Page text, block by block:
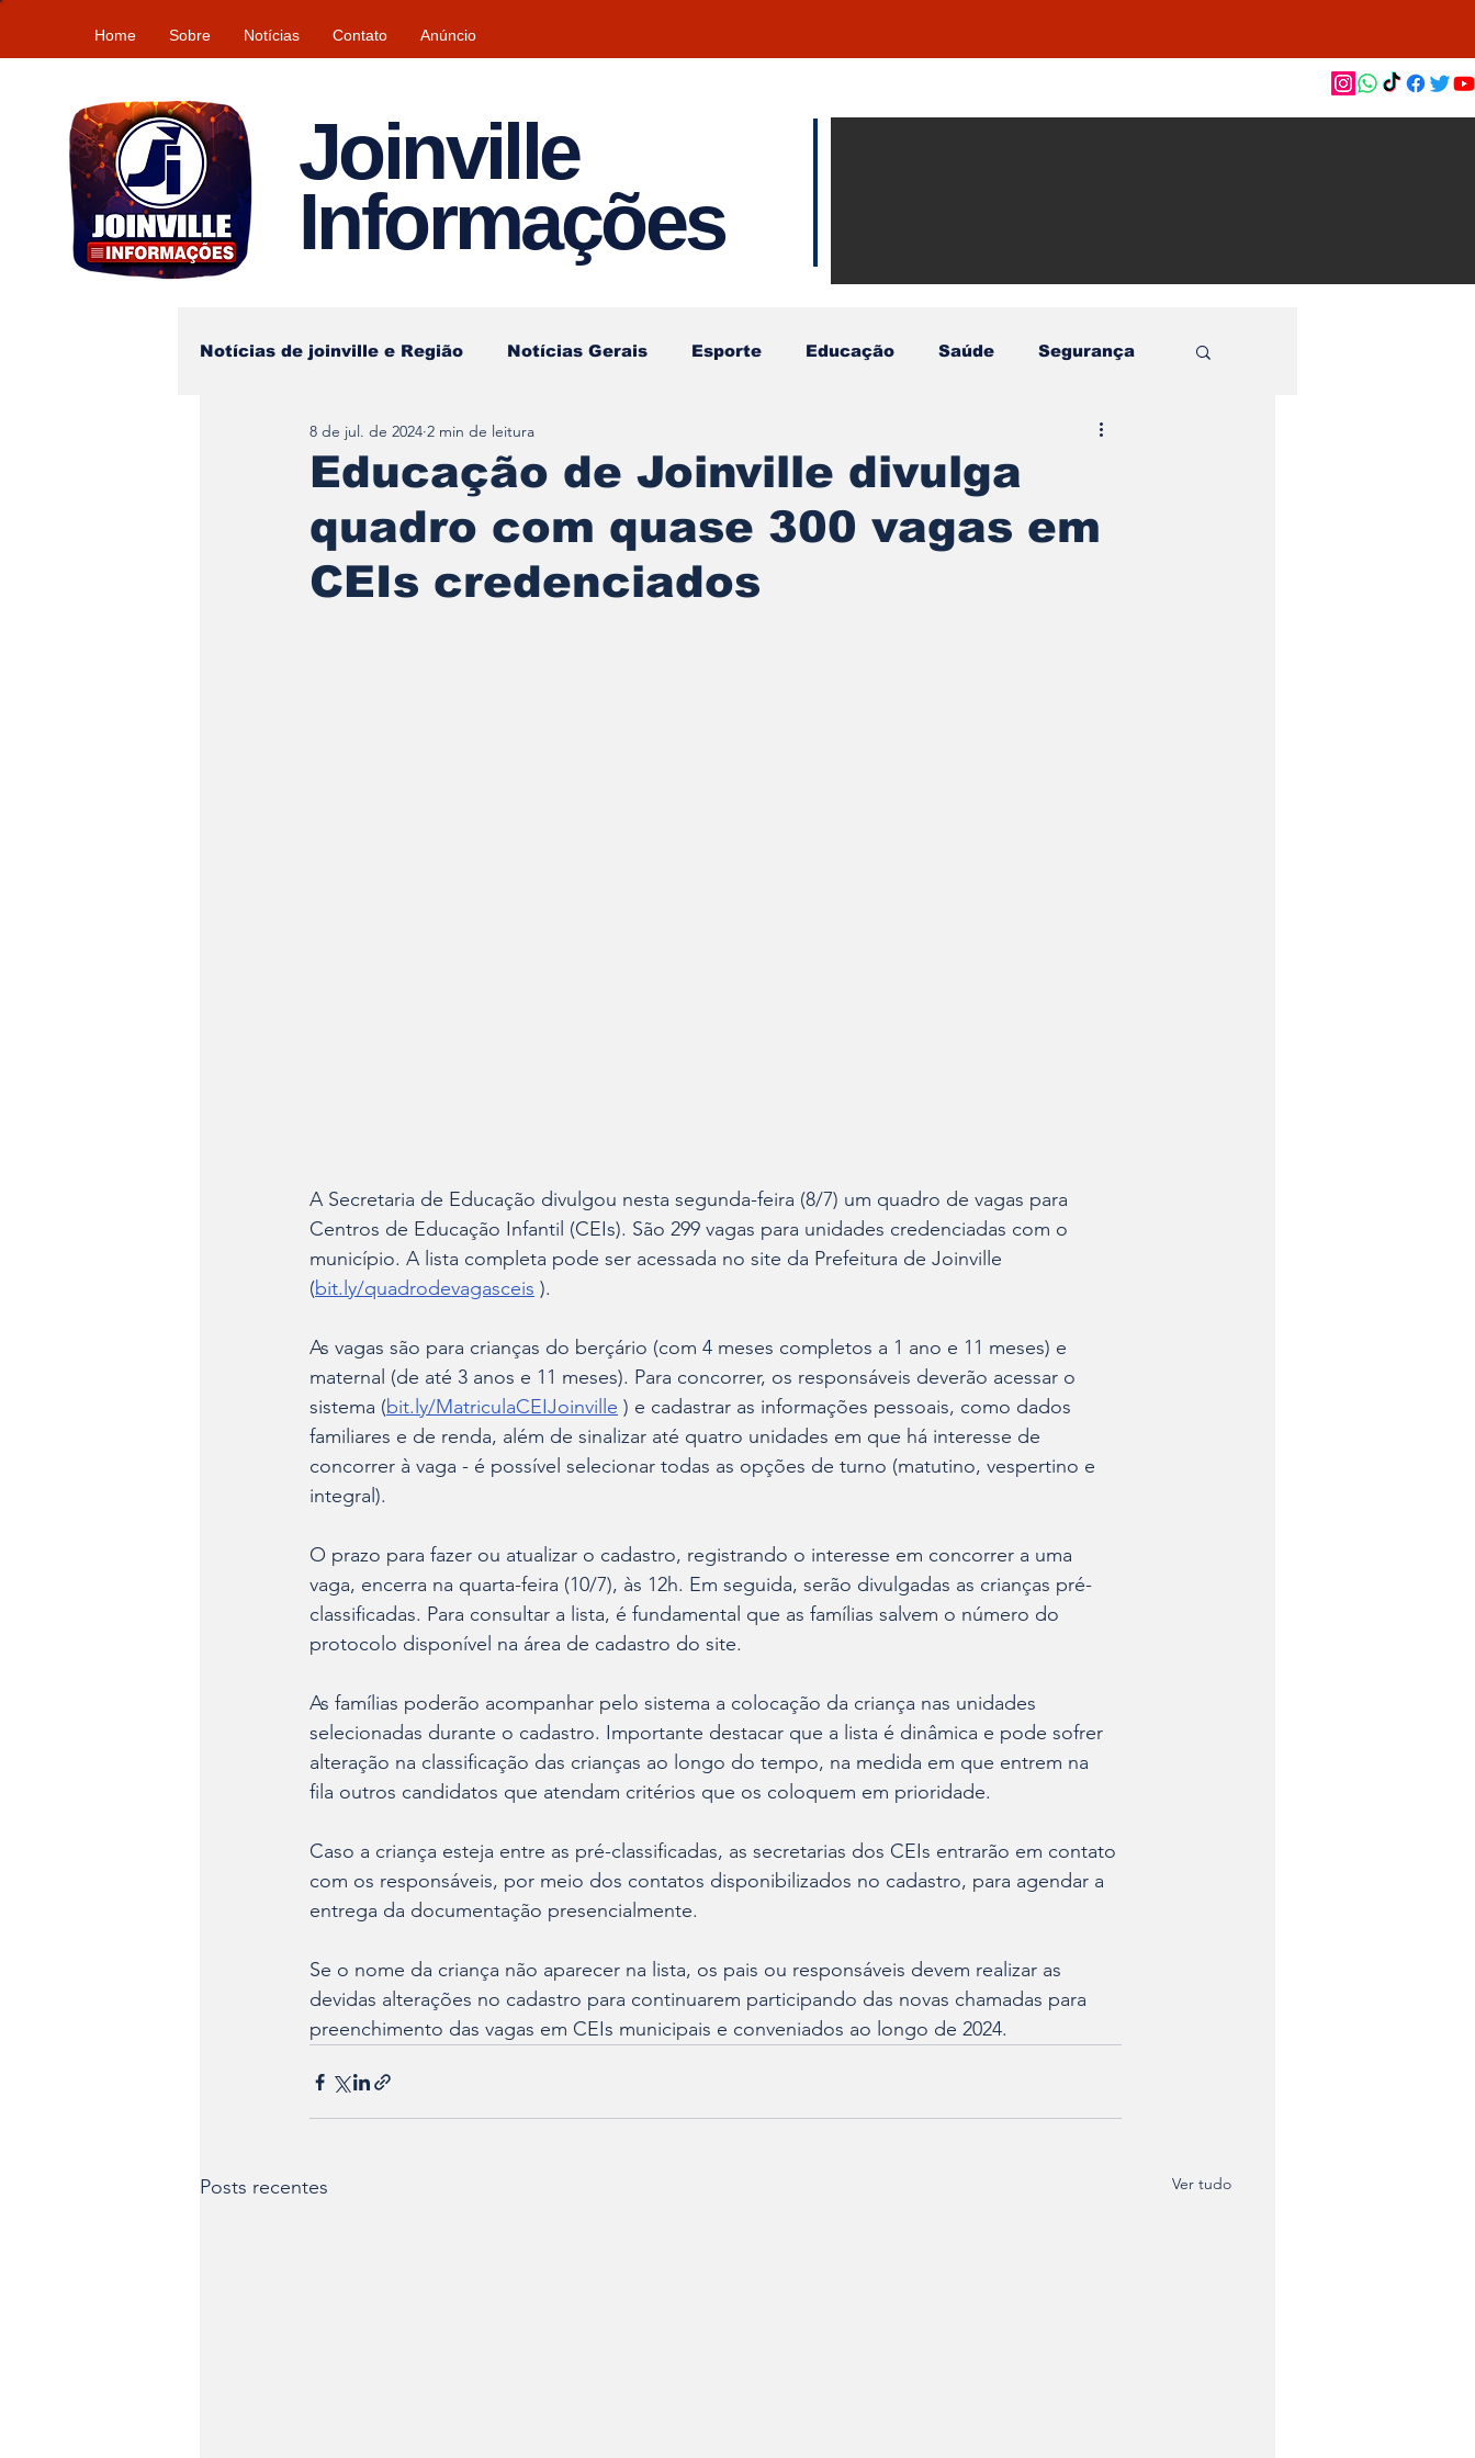
Home Sobre Notícias Contato Anúncio
Joinville
Informações
Notícias de joinville e Região Notícias Gerais Esporte Educação Saúde Segurança
Tempo\clima
Educação de Joinville divulga
quadro com quase 300 vagas em
CEIs credenciados
8 de jul. de 2024 2 min de leitura
A Secretaria de Educação divulgou nesta segunda-feira (8/7) um quadro de vagas para
Centros de Educação Infantil (CEIs). São 299 vagas para unidades credenciadas com o
município. A lista completa pode ser acessada no site da Prefeitura de Joinville
(bit.ly/quadrodevagasceis ).
As vagas são para crianças do berçário (com 4 meses completos a 1 ano e 11 meses) e
maternal (de até 3 anos e 11 meses). Para concorrer, os responsáveis deverão acessar o
sistema (bit.ly/MatriculaCEIJoinville ) e cadastrar as informações pessoais, como dados
familiares e de renda, além de sinalizar até quatro unidades em que há interesse de
concorrer à vaga - é possível selecionar todas as opções de turno (matutino, vespertino e
integral).
O prazo para fazer ou atualizar o cadastro, registrando o interesse em concorrer a uma
vaga, encerra na quarta-feira (10/7), às 12h. Em seguida, serão divulgadas as crianças pré-
classificadas. Para consultar a lista, é fundamental que as famílias salvem o número do
protocolo disponível na área de cadastro do site.
As famílias poderão acompanhar pelo sistema a colocação da criança nas unidades
selecionadas durante o cadastro. Importante destacar que a lista é dinâmica e pode sofrer
alteração na classificação das crianças ao longo do tempo, na medida em que entrem na
fila outros candidatos que atendam critérios que os coloquem em prioridade.
Caso a criança esteja entre as pré-classificadas, as secretarias dos CEIs entrarão em contato
com os responsáveis, por meio dos contatos disponibilizados no cadastro, para agendar a
entrega da documentação presencialmente.
Se o nome da criança não aparecer na lista, os pais ou responsáveis devem realizar as
devidas alterações no cadastro para continuarem participando das novas chamadas para
preenchimento das vagas em CEIs municipais e conveniados ao longo de 2024.
Posts recentes Ver tudo